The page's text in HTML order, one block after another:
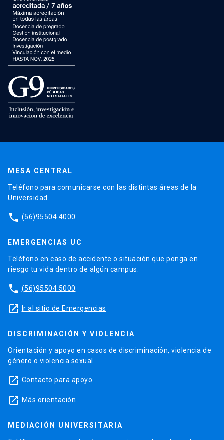
MESA CENTRAL
Teléfono para comunicarse con las distintas áreas de la
Universidad.
phone (56)95504 4000
EMERGENCIAS UC
Teléfono en caso de accidente o situación que ponga en
riesgo tu vida dentro de algún campus.
phone (56)95504 5000
launch Ir al sitio de Emergencias
DISCRIMINACIÓN Y VIOLENCIA
Orientación y apoyo en casos de discriminación, violencia de
género o violencia sexual.
launch Contacto para apoyo
launch Más orientación
MEDIACIÓN UNIVERSITARIA